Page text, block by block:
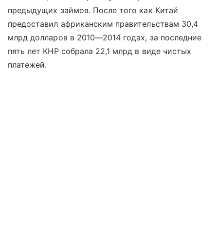
предыдущих займов. После того как Китай
предоставил африканским правительствам 30,4
млрд долларов в 2010—2014 годах, за последние
пять лет КНР собрала 22,1 млрд в виде чистых
платежей.